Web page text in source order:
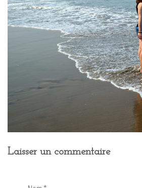
Laisser un commentaire